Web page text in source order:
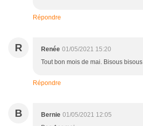
Répondre
R Renée 01/05/2021 15:20
Tout bon mois de mai. Bisous bisous
Répondre
B Bernie 01/05/2021 12:05